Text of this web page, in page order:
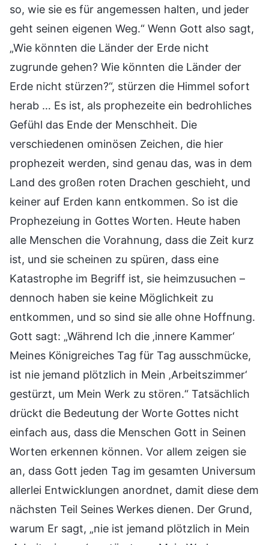
so, wie sie es für angemessen halten, und jeder
geht seinen eigenen Weg.“ Wenn Gott also sagt,
„Wie könnten die Länder der Erde nicht
zugrunde gehen? Wie könnten die Länder der
Erde nicht stürzen?“, stürzen die Himmel sofort
herab … Es ist, als prophezeite ein bedrohliches
Gefühl das Ende der Menschheit. Die
verschiedenen ominösen Zeichen, die hier
prophezeit werden, sind genau das, was in dem
Land des großen roten Drachen geschieht, und
keiner auf Erden kann entkommen. So ist die
Prophezeiung in Gottes Worten. Heute haben
alle Menschen die Vorahnung, dass die Zeit kurz
ist, und sie scheinen zu spüren, dass eine
Katastrophe im Begriff ist, sie heimzusuchen –
dennoch haben sie keine Möglichkeit zu
entkommen, und so sind sie alle ohne Hoffnung.
Gott sagt: „Während Ich die ‚innere Kammer‘
Meines Königreiches Tag für Tag ausschmücke,
ist nie jemand plötzlich in Mein ‚Arbeitszimmer‘
gestürzt, um Mein Werk zu stören.“ Tatsächlich
drückt die Bedeutung der Worte Gottes nicht
einfach aus, dass die Menschen Gott in Seinen
Worten erkennen können. Vor allem zeigen sie
an, dass Gott jeden Tag im gesamten Universum
allerlei Entwicklungen anordnet, damit diese dem
nächsten Teil Seines Werkes dienen. Der Grund,
warum Er sagt, „nie ist jemand plötzlich in Mein